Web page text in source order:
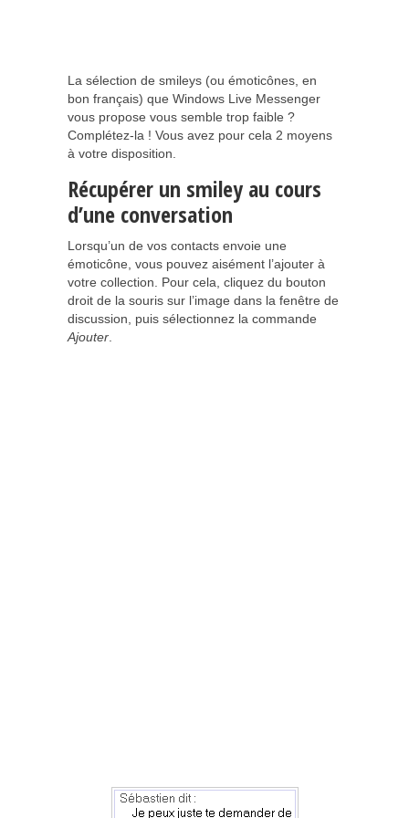
La sélection de smileys (ou émoticônes, en
bon français) que Windows Live Messenger
vous propose vous semble trop faible ?
Complétez-la ! Vous avez pour cela 2 moyens
à votre disposition.
Récupérer un smiley au cours
d’une conversation
Lorsqu’un de vos contacts envoie une
émoticône, vous pouvez aisément l’ajouter à
votre collection. Pour cela, cliquez du bouton
droit de la souris sur l’image dans la fenêtre de
discussion, puis sélectionnez la commande
Ajouter